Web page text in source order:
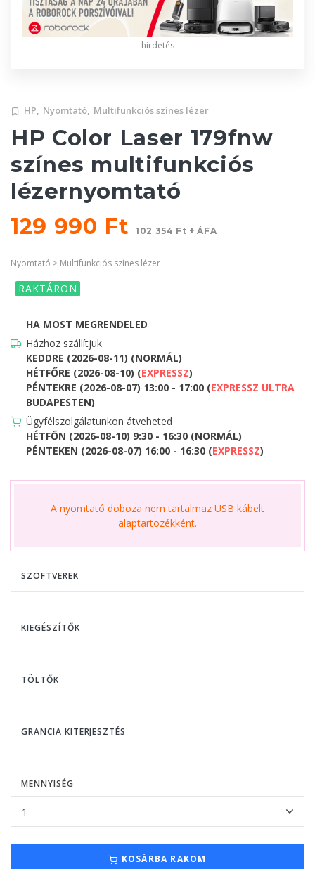
hirdetés
HP, Nyomtató, Multifunkciós színes lézer
HP Color Laser 179fnw
színes multifunkciós
lézernyomtató
129 990 Ft102 354 Ft + ÁFA
Nyomtató > Multifunkciós színes lézer
RAKTÁRON
HA MOST MEGRENDELED
Házhoz szállítjuk
KEDDRE (2026-08-11) (NORMÁL)
HÉTFŐRE (2026-08-10) (EXPRESSZ)
PÉNTEKRE (2026-08-07) 13:00 - 17:00 (EXPRESSZ ULTRA
BUDAPESTEN)
Ügyfélszolgálatunkon átveheted
HÉTFŐN (2026-08-10) 9:30 - 16:30 (NORMÁL)
PÉNTEKEN (2026-08-07) 16:00 - 16:30 (EXPRESSZ)
A nyomtató doboza nem tartalmaz USB kábelt
alaptartozékként.
SZOFTVEREK
KIEGÉSZÍTŐK
TÖLTŐK
GRANCIA KITERJESZTÉS
MENNYISÉG
KOSÁRBA RAKOM